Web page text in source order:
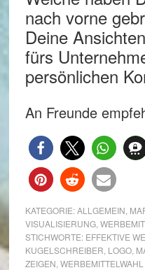
nach vorne
Deine
fürs
persönlichen
An Freunde
KATEGORIE:ALLGEMEIN
VISUALISIERUNG,
STICHWORTE: EFFEKTIVE
KUGELSCHREIBER LOGO,
ZEIGEN WERBEMITTELWAHL